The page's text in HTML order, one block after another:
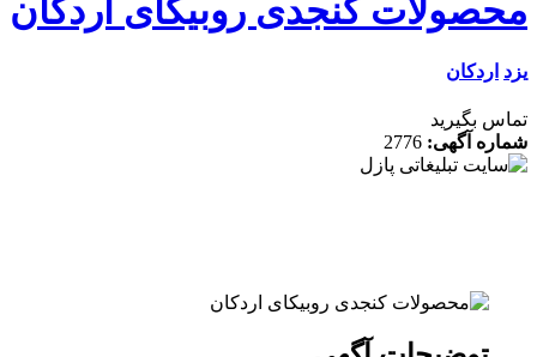
کنجدی روبیکای اردکان
بگیرید
آگهی:2776